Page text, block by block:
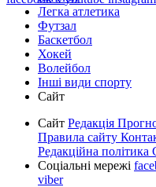
Легка атлетика
Футзал
Баскетбол
Хокей
Волейбол
Інші види спорту
Сайт
Сайт Редакція
Правила сайту
Редакційна політика
Соціальні мережі
viber